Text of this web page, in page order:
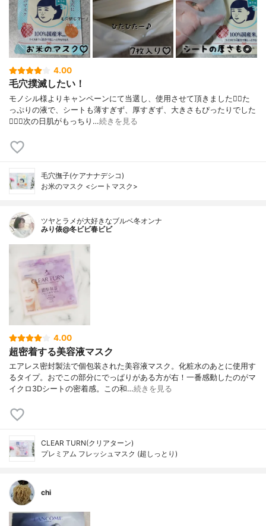
4.00
毛穴撲滅したい！
モノシル様よりキャンペーンにて当選し、使用させて頂きました🙇‍♀️た
っぷりの液で、シートも薄すぎず、厚すぎず、大きさもぴったりでした
🙆🏻‍♀️次の日肌がもっちり…続きを見る
毛穴撫子(ケアナナデシコ)
お米のマスク <シートマスク>
ツヤとラメが大好きなブルベ冬オンナ
みり俵@冬ビビ春ビビ
4.00
超密着する美容液マスク
エアレス密封製法で個包装された美容液マスク。化粧水のあとに使用す
るタイプ。おでこの部分にでっぱりがある方が右！一番感動したのがマ
イクロ3Dシートの密着感。この和…続きを見る
CLEAR TURN(クリアターン)
プレミアム フレッシュマスク (超しっとり)
chi